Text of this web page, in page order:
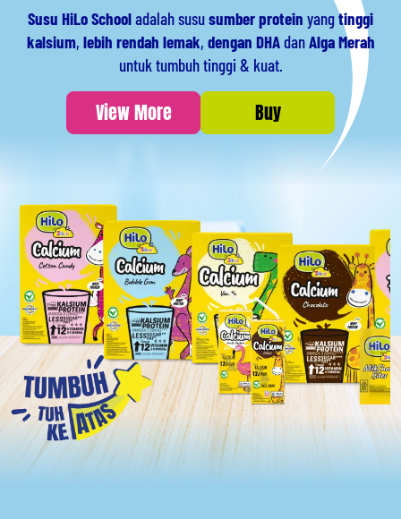
Susu HiLo Schooladalah sususumber protein yangtinggi
kalsium, lebih rendah lemak, dengan DHAdanAlga Merah
untuk tumbuh tinggi & kuat.
View More Buy